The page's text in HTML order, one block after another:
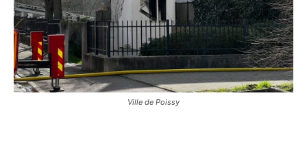
Ville de Poissy